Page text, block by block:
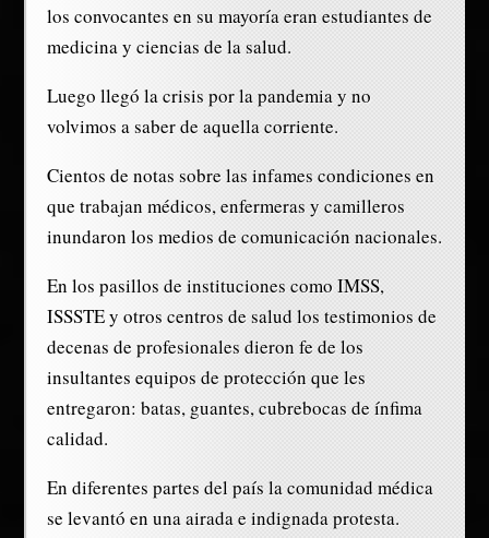
los convocantes en su mayoría eran estudiantes de
medicina y ciencias de la salud.
Luego llegó la crisis por la pandemia y no
volvimos a saber de aquella corriente.
Cientos de notas sobre las infames condiciones en
que trabajan médicos, enfermeras y camilleros
inundaron los medios de comunicación nacionales.
En los pasillos de instituciones como IMSS,
ISSSTE y otros centros de salud los testimonios de
decenas de profesionales dieron fe de los
insultantes equipos de protección que les
entregaron: batas, guantes, cubrebocas de ínfima
calidad.
En diferentes partes del país la comunidad médica
se levantó en una airada e indignada protesta.